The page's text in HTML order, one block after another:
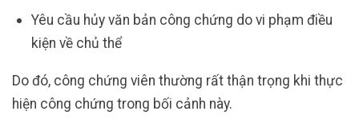
Yêu cầu hủy văn bản công chứng do vi phạm điều
kiện về chủ thể
Do đó, công chứng viên thường rất thận trọng khi thực
hiện công chứng trong bối cảnh này.